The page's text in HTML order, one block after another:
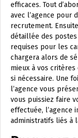
efficaces. Tout
avec l’agence pour
recrutement.
détaillée des
requises pour les
chargera alors de
mieux à vos
si nécessaire. Une
l’agence vous
vous puissiez faire
effectuée, l’agence
administratifs liés à